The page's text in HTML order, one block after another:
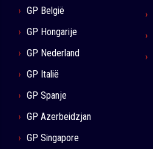
GP België
GP Hongarije
GP Nederland
GP Italië
GP Spanje
GP Azerbeidzjan
GP Singapore